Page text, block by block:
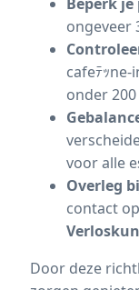
ongeveer
cafeﾃｯ
onder
voor alle
Overleg
contact
Door deze